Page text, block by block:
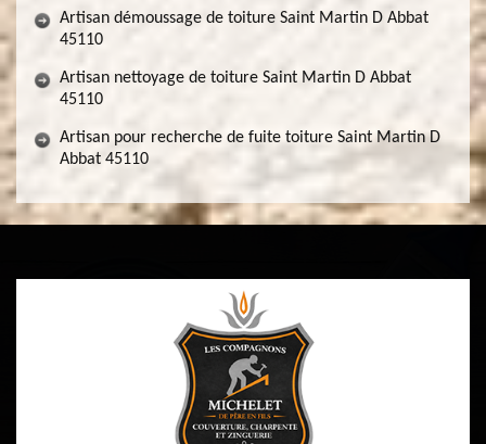
Artisan démoussage de toiture Saint Martin D Abbat
45110
Artisan nettoyage de toiture Saint Martin D Abbat
45110
Artisan pour recherche de fuite toiture Saint Martin D
Abbat 45110